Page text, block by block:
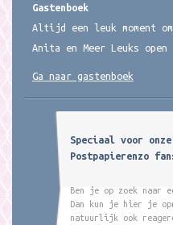
Gastenboek
Altijd een leuk moment
Anita en Meer Leuks open
Ga naar gastenboek
Speciaal voor onze
Postpapierenzo
Ben je op zoek naar
Dan kun je hier je
natuurlijk ook